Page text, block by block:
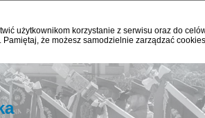
użytkownikom korzystanie z serwisu oraz do
że możesz samodzielnie zarządzać